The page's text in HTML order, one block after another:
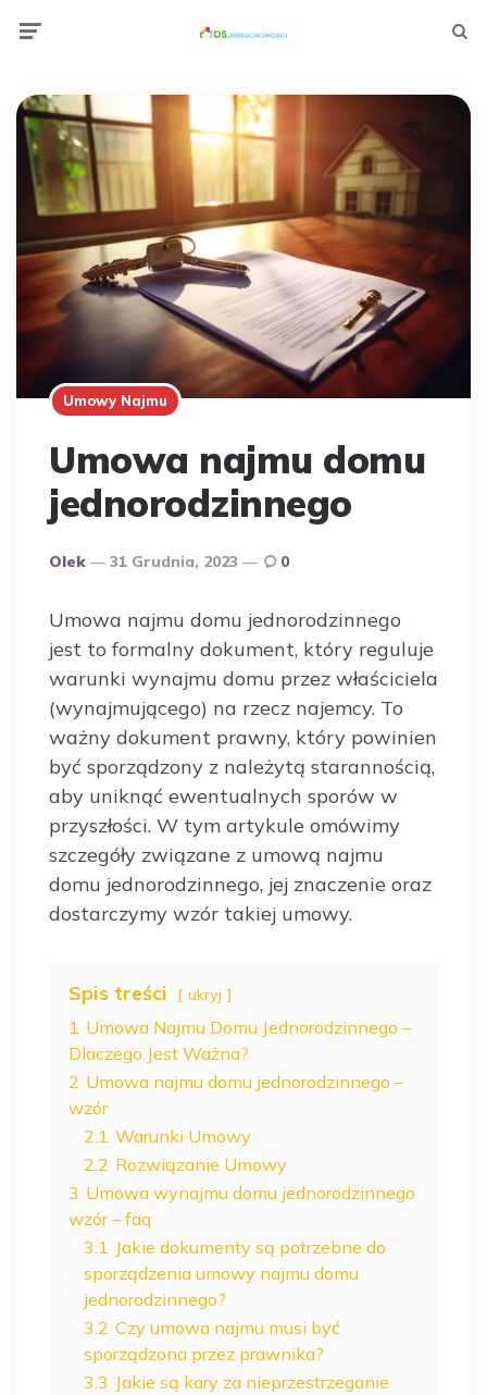
Umowy Najmu
Umowa najmu domu
jednorodzinnego
Opublikowany
Olek 31 Grudnia, 2023 0
Umowa najmu domu jednorodzinnego
jest to formalny dokument, który reguluje
warunki wynajmu domu przez właściciela
(wynajmującego) na rzecz najemcy. To
ważny dokument prawny, który powinien
być sporządzony z należytą starannością,
aby uniknąć ewentualnych sporów w
przyszłości. W tym artykule omówimy
szczegóły związane z umową najmu
domu jednorodzinnego, jej znaczenie oraz
dostarczymy wzór takiej umowy.
Spis treści ukryj
1 Umowa Najmu Domu Jednorodzinnego –
Dlaczego Jest Ważna?
2 Umowa najmu domu jednorodzinnego –
wzór
2.1 Warunki Umowy
2.2 Rozwiązanie Umowy
3 Umowa wynajmu domu jednorodzinnego
wzór – faq
3.1 Jakie dokumenty są potrzebne do
sporządzenia umowy najmu domu
jednorodzinnego?
3.2 Czy umowa najmu musi być
sporządzona przez prawnika?
3.3 Jakie są kary za nieprzestrzeganie